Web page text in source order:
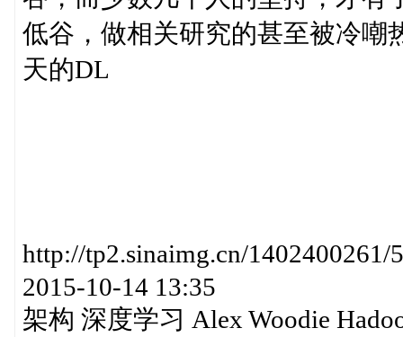
低谷，做相关研究的甚至被冷嘲
天的DL
http://tp2.sinaimg.cn/
2015-10-14 13:35
架构 深度学习 Alex Woodie